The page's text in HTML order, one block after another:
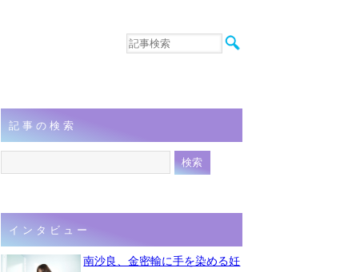
音楽
連載
フォト
記事の検索
インタビュー
南沙良、金密輸に手を染める妊